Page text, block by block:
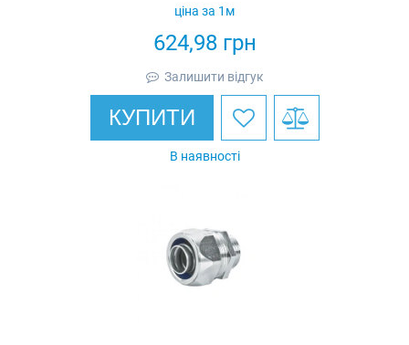
624,98грн
ціна за 1м
Залишити відгук
КУПИТИ
В наявності